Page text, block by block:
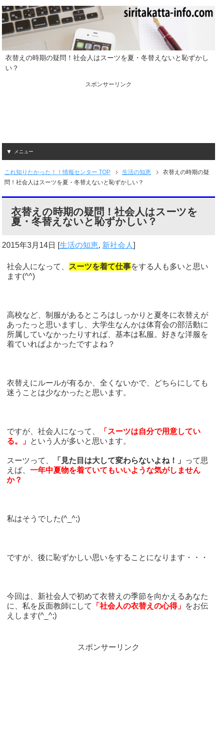
衣替えの時期の疑問！社会人はスーツを夏・冬替えないと恥ずかし
い？
スポンサーリンク
メニュー
これ知りたかった！！情報センター TOP 生活の知恵
衣替えの時期の疑
問！社会人はスーツを夏・冬替えないと恥ずかしい？
衣替えの時期の疑問！社会人はスーツを
夏・冬替えないと恥ずかしい？
2015年3月14日 [生活の知恵, 新社会人]
社会人になって、 スーツを着て仕事をする人も多いと思い
ます(^^)
高校など、制服があるところはしっかりと夏冬に衣替えが
あったっと思いますし、大学生なんかは体育会の部活動に
所属していなかったりすれば、基本は私服。好きな洋服を
着ていればよかったですよね？
衣替えにルールが有るか、全くないかで、どちらにしても
迷うことは少なかったと思います。
ですが、社会人になって、
「スーツは自分で用意してい
る。」 という人が多いと思います。
スーツって、 「見た目は大して変わらないよね！」 って思
えば、一年中夏物を着ていてもいいような気がしません
か？
私はそうでした(^_^;)
ですが、後に恥ずかしい思いをすることになります・・・
今回は、新社会人で初めて衣替えの季節を向かえるあなた
に、私を反面教師にして
「社会人の衣替えの心得」 をお伝
えします(^_^;)
スポンサーリンク